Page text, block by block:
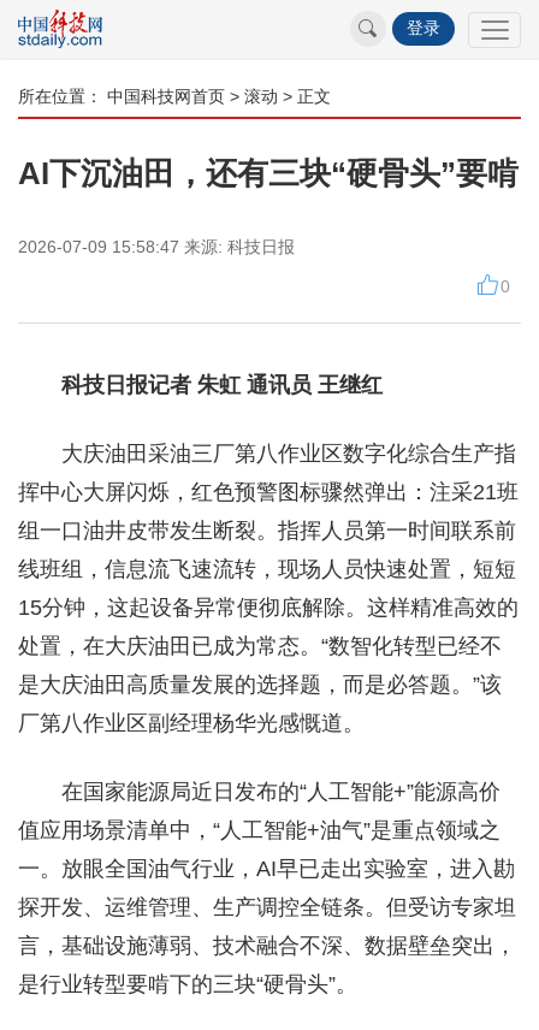
登录
所在位置： 中国科技网首页 > 滚动 > 正文
AI下沉油田，还有三块“硬骨头”要啃
2026-07-09 15:58:47 来源: 科技日报
0
科技日报记者 朱虹 通讯员 王继红
大庆油田采油三厂第八作业区数字化综合生产指
挥中心大屏闪烁，红色预警图标骤然弹出：注采21班
组一口油井皮带发生断裂。指挥人员第一时间联系前
线班组，信息流飞速流转，现场人员快速处置，短短
15分钟，这起设备异常便彻底解除。这样精准高效的
处置，在大庆油田已成为常态。“数智化转型已经不
是大庆油田高质量发展的选择题，而是必答题。”该
厂第八作业区副经理杨华光感慨道。
在国家能源局近日发布的“人工智能+”能源高价
值应用场景清单中，“人工智能+油气”是重点领域之
一。放眼全国油气行业，AI早已走出实验室，进入勘
探开发、运维管理、生产调控全链条。但受访专家坦
言，基础设施薄弱、技术融合不深、数据壁垒突出，
是行业转型要啃下的三块“硬骨头”。